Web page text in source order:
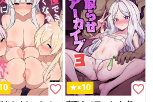
favorite_border ★×10 favorite_border